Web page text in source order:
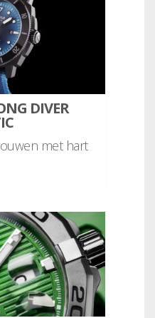
DIVER
met hart